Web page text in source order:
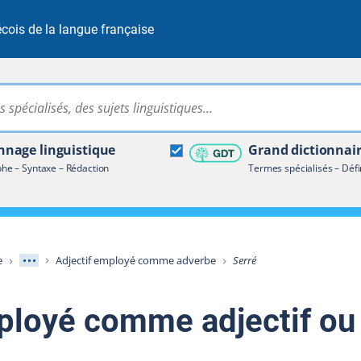
de la langue française
Rechercher dans tout le site
linguistique
– Syntaxe – Rédaction
Grand
Termes spécialisés –
terminologique
Afficher les niveaux intermédiaires
Adjectif employé comme adverbe Serré
comme adjectif